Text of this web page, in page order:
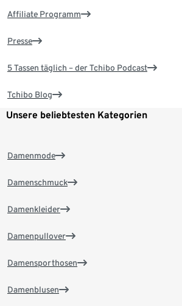
Affiliate Programm
Presse
5 Tassen täglich – der Tchibo Podcast
Tchibo Blog
Unsere beliebtesten Kategorien
Damenmode
Damenschmuck
Damenkleider
Damenpullover
Damensporthosen
Damenblusen